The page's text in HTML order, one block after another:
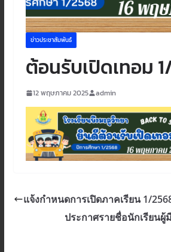
ข่าวประชาสัมพันธ์
ต้อนรับเปิดเทอม
12 พฤษภาคม 2025 admin
แจ้งกำหนดการเปิดภาคเรียน 1/
ประกาศรายชื่อนักเรียน